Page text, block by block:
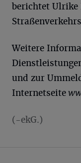
berichtet Ulrike
Weitere
und zur
Internetseite
(-ekG.)